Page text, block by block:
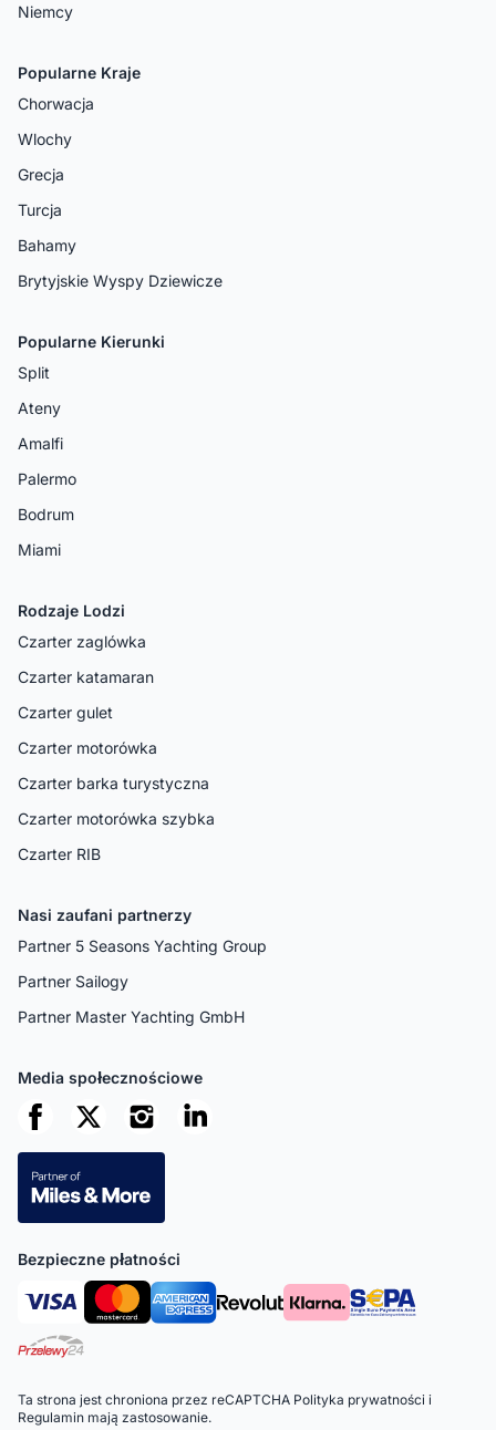
Niemcy
Popularne Kraje
Chorwacja
Wlochy
Grecja
Turcja
Bahamy
Brytyjskie Wyspy Dziewicze
Popularne Kierunki
Split
Ateny
Amalfi
Palermo
Bodrum
Miami
Rodzaje Lodzi
Czarter zaglówka
Czarter katamaran
Czarter gulet
Czarter motorówka
Czarter barka turystyczna
Czarter motorówka szybka
Czarter RIB
Nasi zaufani partnerzy
Partner 5 Seasons Yachting Group
Partner Sailogy
Partner Master Yachting GmbH
Media społecznościowe
Bezpieczne płatności
Ta strona jest chroniona przez reCAPTCHA Polityka prywatności i
Regulamin mają zastosowanie.